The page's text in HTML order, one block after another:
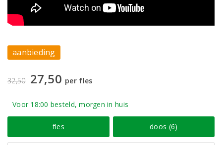
aanbieding
32,50 27,50 per fles
Voor 18:00 besteld, morgen in huis
fles doos (6)